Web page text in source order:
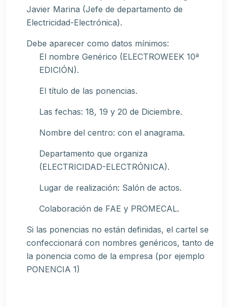
Javier Marina (Jefe de departamento de
Electricidad-Electrónica).
Debe aparecer como datos mínimos:
El nombre Genérico (ELECTROWEEK 10ª
EDICIÓN).
El título de las ponencias.
Las fechas: 18, 19 y 20 de Diciembre.
Nombre del centro: con el anagrama.
Departamento que organiza
(ELECTRICIDAD-ELECTRÓNICA).
Lugar de realización: Salón de actos.
Colaboración de FAE y PROMECAL.
Si las ponencias no están definidas, el cartel se
confeccionará con nombres genéricos, tanto de
la ponencia como de la empresa (por ejemplo
PONENCIA 1)